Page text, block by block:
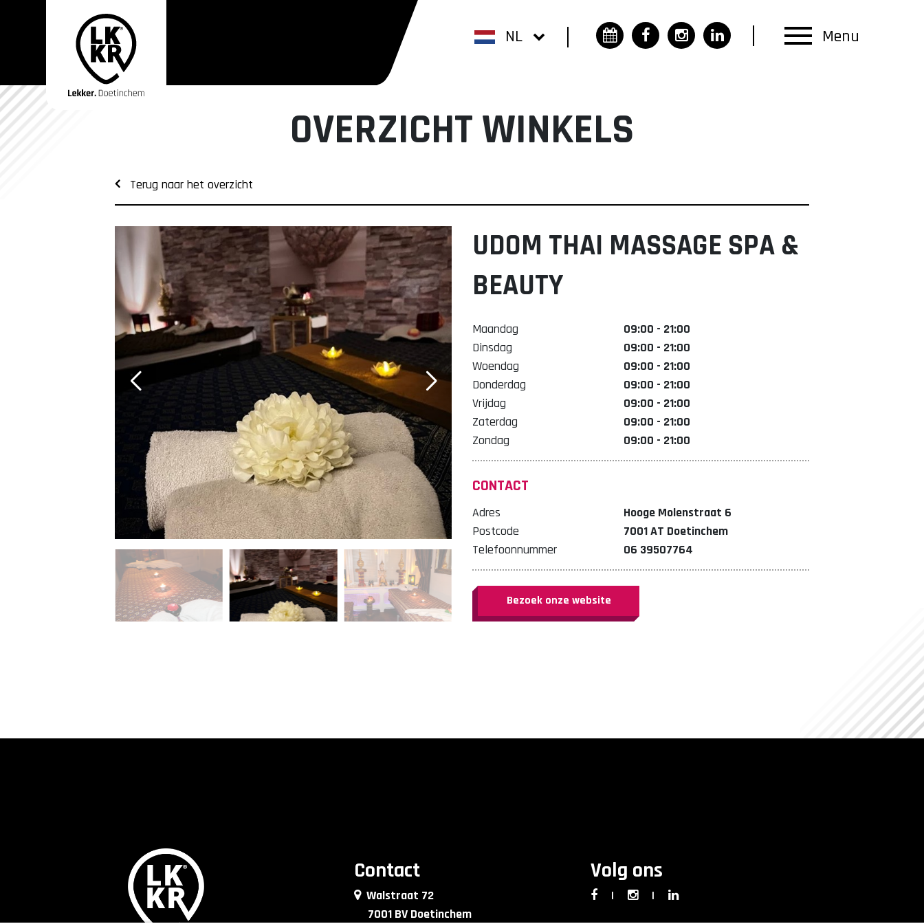
NL Menu
OVERZICHT WINKELS
Terug naar het overzicht
UDOM THAI MASSAGE SPA &
BEAUTY
Maandag
09:00 - 21:00
Dinsdag
09:00 - 21:00
Woendag
09:00 - 21:00
Donderdag
09:00 - 21:00
Vrijdag
09:00 - 21:00
Zaterdag
09:00 - 21:00
Zondag
09:00 - 21:00
CONTACT
Adres
Hooge Molenstraat 6
Postcode
7001 AT Doetinchem
Telefoonnummer
06 39507764
Bezoek onze website
Contact
Walstraat 72
7001 BV Doetinchem
Volg ons
| |